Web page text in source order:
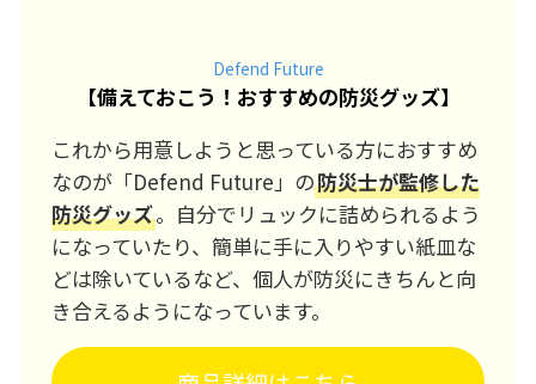
Defend Future
【備えておこう！おすすめの防災グッズ】
これから用意しようと思っている方におすすめ
なのが「Defend Future」の防災士が監修した
防災グッズ。自分でリュックに詰められるよう
になっていたり、簡単に手に入りやすい紙皿な
どは除いているなど、個人が防災にきちんと向
き合えるようになっています。